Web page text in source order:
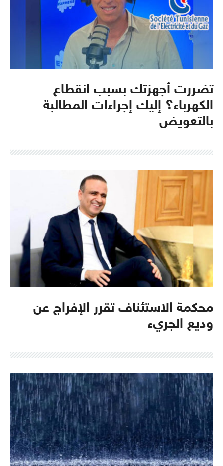
تضررت أجهزتك بسبب انقطاع
الكهرباء؟ إليك إجراءات المطالبة
بالتعويض
محكمة الاستئناف تقرر الإفراج عن
وديع الجريء